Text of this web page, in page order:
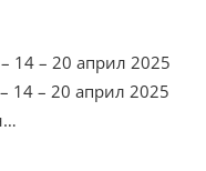
14 – 20 април 2025
14 – 20 април 2025